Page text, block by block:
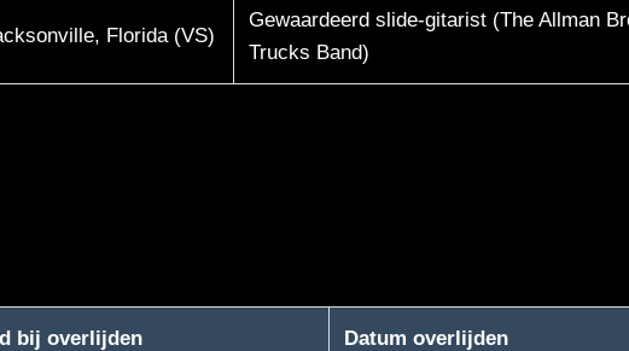
Florida (VS)
Gewaardeerd slide-gitarist (The Allman
Trucks Band)
bij overlijden Datum overlijden